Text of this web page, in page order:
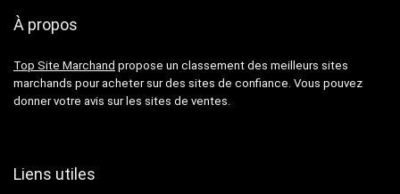
À propos
Top Site Marchand propose un classement des meilleurs sites
marchands pour acheter sur des sites de confiance. Vous pouvez
donner votre avis sur les sites de ventes.
Liens utiles